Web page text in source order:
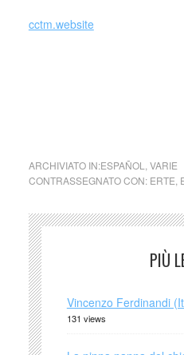
cctm.website
ARCHIVIATO IN:ESPAÑOL
VARIE
CONTRASSEGNATO CON: ERTE
PIÙ
Vincenzo Ferdinandi
131 views